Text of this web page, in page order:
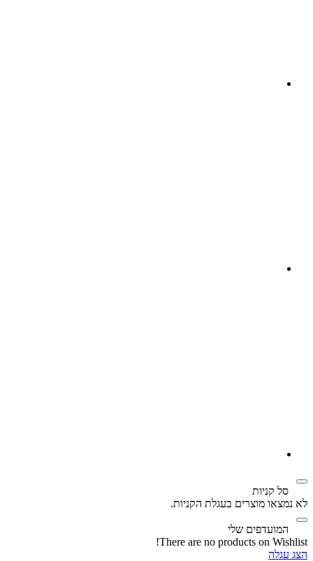
סל קניות‬
לא נמצאו מוצרים בעגלת הקניות.
המועדפים שלי
There are no products on Wishlist!
הצג עגלה